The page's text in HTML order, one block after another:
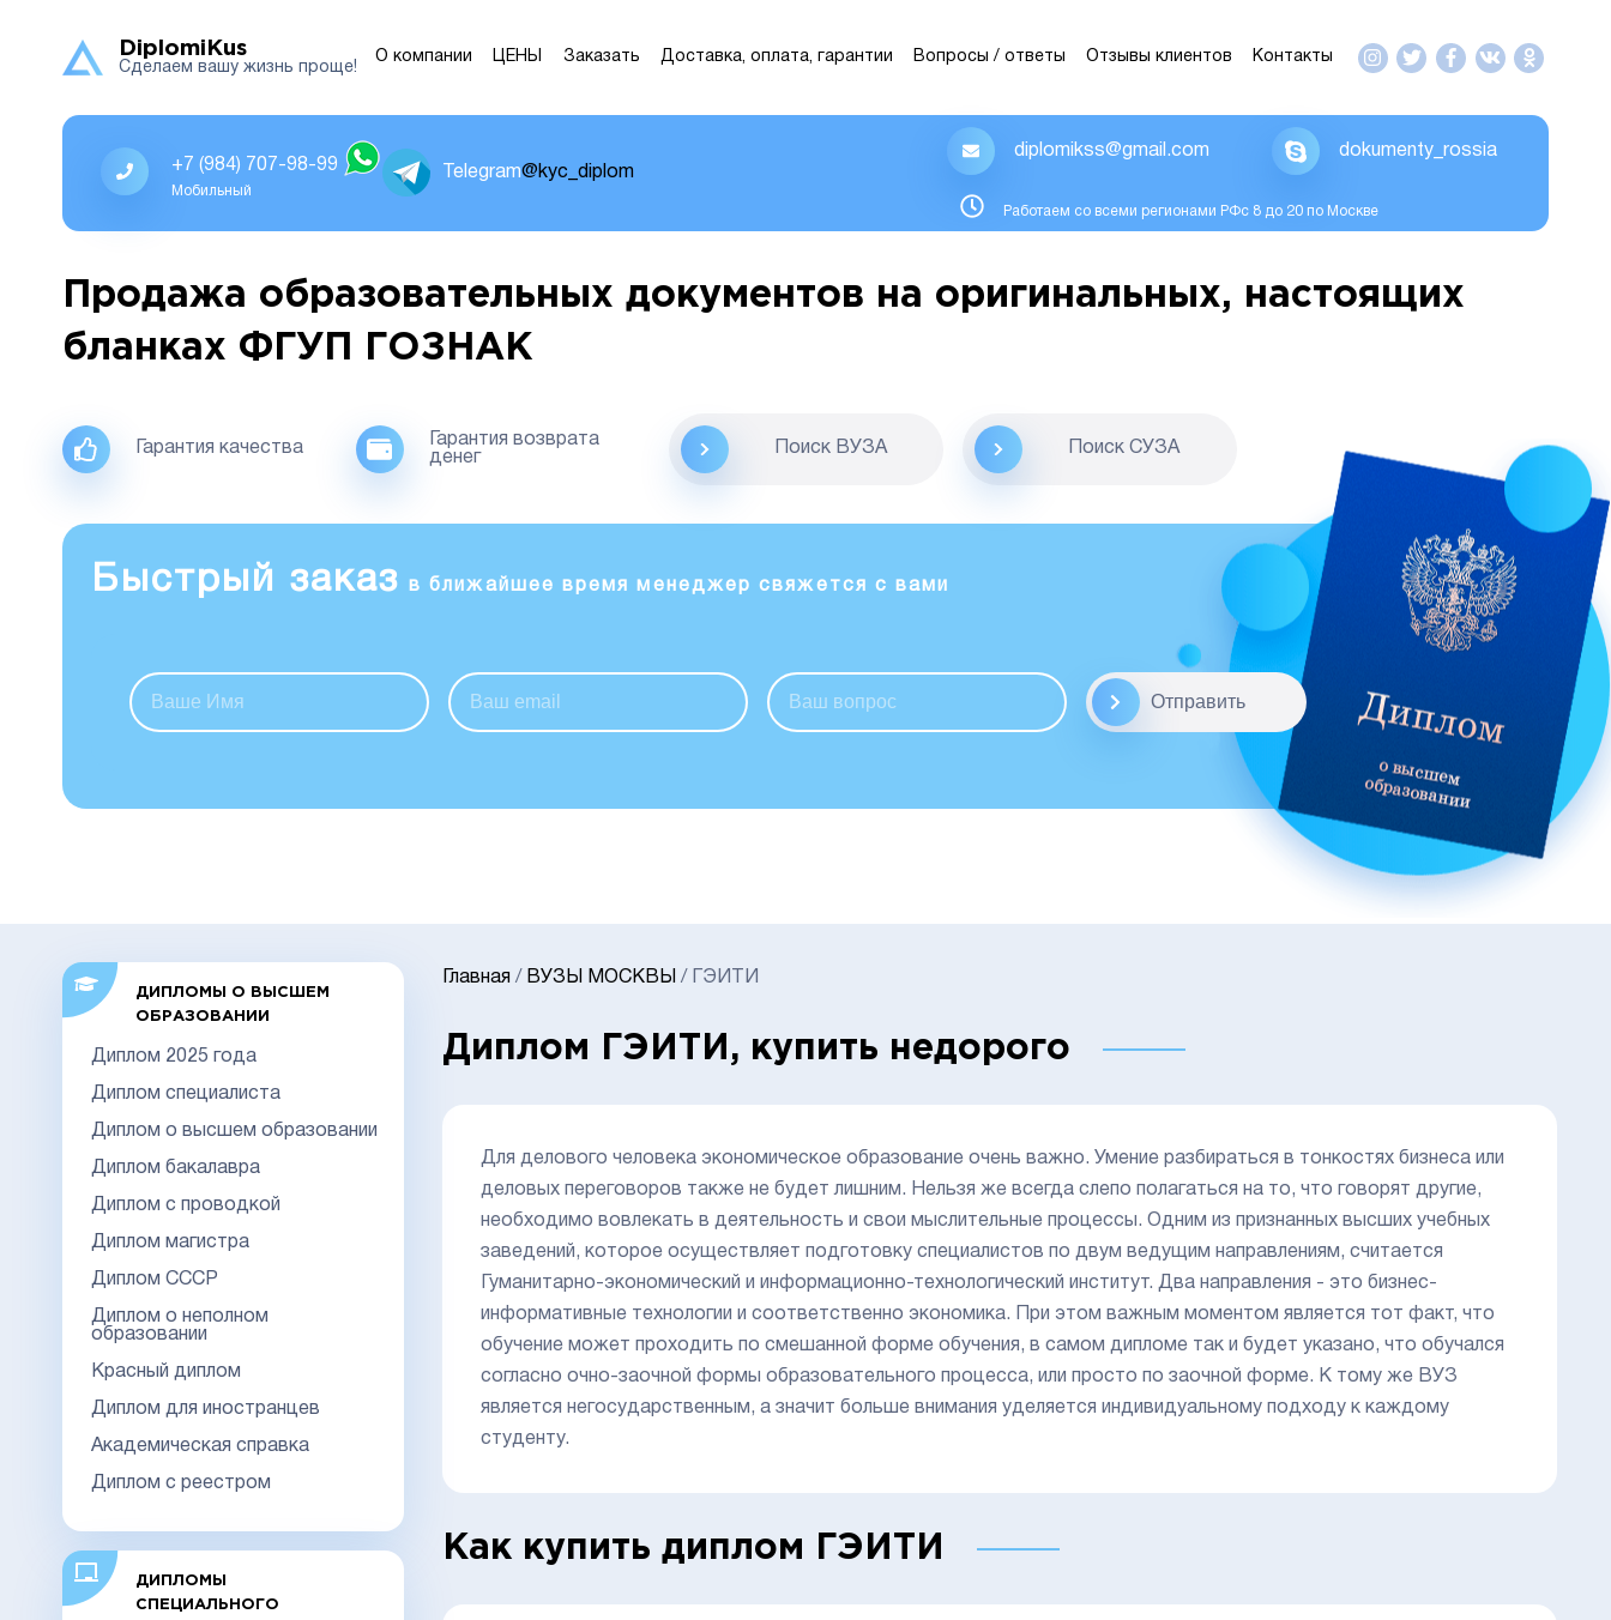
DiplomiKus
Сделаем вашу жизнь проще!
О компании ЦЕНЫ Заказать Доставка, оплата, гарантии Вопросы / ответы Отзывы клиентов Контакты
+7 (984) 707-98-99
Мобильный
Telegram@kyc_diplom
diplomikss@gmail.com dokumenty_rossia
Работаем со всеми регионами РФс 8 до 20 по Москве
Продажа образовательных документов на оригинальных, настоящих
бланках ФГУП ГОЗНАК
Гарантия качества
Гарантия возврата
денег
Поиск ВУЗА Поиск CУЗА
Быстрый заказ в ближайшее время менеджер свяжется с вами
Отправить
ДИПЛОМЫ О ВЫСШЕМ
ОБРАЗОВАНИИ
Диплом 2025 года
Диплом специалиста
Диплом о высшем образовании
Диплом бакалавра
Диплом с проводкой
Диплом магистра
Диплом СССР
Диплом о неполном
образовании
Красный диплом
Диплом для иностранцев
Академическая справка
Диплом с реестром
ДИПЛОМЫ
СПЕЦИАЛЬНОГО
Главная / ВУЗЫ МОСКВЫ / ГЭИТИ
Диплом ГЭИТИ, купить недорого
Для делового человека экономическое образование очень важно. Умение разбираться в тонкостях бизнеса или
деловых переговоров также не будет лишним. Нельзя же всегда слепо полагаться на то, что говорят другие,
необходимо вовлекать в деятельность и свои мыслительные процессы. Одним из признанных высших учебных
заведений, которое осуществляет подготовку специалистов по двум ведущим направлениям, считается
Гуманитарно-экономический и информационно-технологический институт. Два направления - это бизнес-
информативные технологии и соответственно экономика. При этом важным моментом является тот факт, что
обучение может проходить по смешанной форме обучения, в самом дипломе так и будет указано, что обучался
согласно очно-заочной формы образовательного процесса, или просто по заочной форме. К тому же ВУЗ
является негосударственным, а значит больше внимания уделяется индивидуальному подходу к каждому
студенту.
Как купить диплом ГЭИТИ